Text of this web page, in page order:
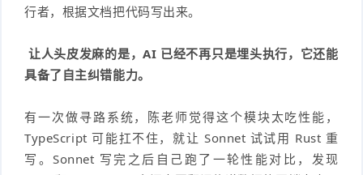
行者，根据文档把代码写出来。
让人头皮发麻的是，AI 已经不再只是埋头执行，它还能
具备了自主纠错能力。
有一次做寻路系统，陈老师觉得这个模块太吃性能，
TypeScript 可能扛不住，就让 Sonnet 试试用 Rust 重
写。Sonnet 写完之后自己跑了一轮性能对比，发现